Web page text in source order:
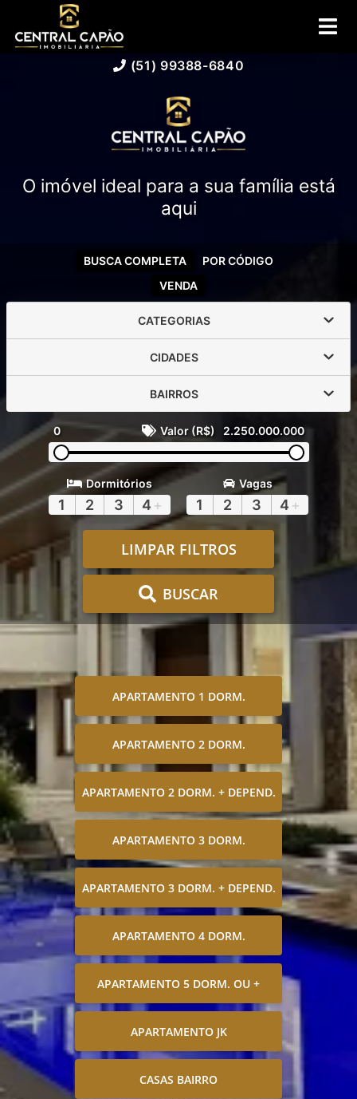
(51) 99388-6840
O imóvel ideal para a sua família está
aqui
VENDA
BUSCA COMPLETA POR CÓDIGO
CATEGORIAS
CIDADES
BAIRROS
0 Valor (R$) 2.250.000.000
Dormitórios
1 2 3 4 +
Vagas
1 2 3 4 +
LIMPAR FILTROS
BUSCAR
APARTAMENTO 1 DORM.
APARTAMENTO 2 DORM.
APARTAMENTO 2 DORM. + DEPEND.
APARTAMENTO 3 DORM.
APARTAMENTO 3 DORM. + DEPEND.
APARTAMENTO 4 DORM.
APARTAMENTO 5 DORM. OU +
APARTAMENTO JK
CASAS BAIRRO